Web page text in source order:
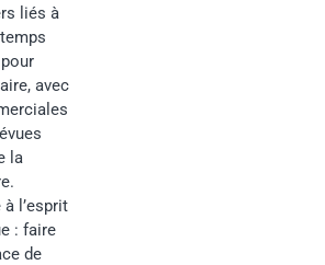
liés à
avec
la
l’esprit
: faire
de